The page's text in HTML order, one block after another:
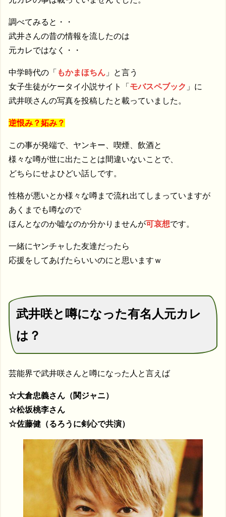
調べてみると・・
武井さんの昔の情報を流したのは
元カレではなく・・
中学時代の「 もかまほちん 」と言う
女子生徒がケータイ小説サイト「 モバスペブック 」に
武井咲さんの写真を投稿したと載っていました。
逆恨み？妬み？
この事が発端で、ヤンキー、喫煙、飲酒と
様々な噂が世に出たことは間違いないことで、
どちらにせよひどい話しです。
性格が悪いとか様々な噂まで流れ出てしまっていますが
あくまでも噂なので
ほんとなのか嘘なのか分かりませんが可哀想です。
一緒にヤンチャした友達だったら
応援をしてあげたらいいのにと思いますｗ
武井咲と噂になった有名人元カレ
は？
芸能界で武井咲さんと噂になった人と言えば
☆大倉忠義さん（関ジャニ）
☆松坂桃李さん
☆佐藤健（るろうに剣心で共演）